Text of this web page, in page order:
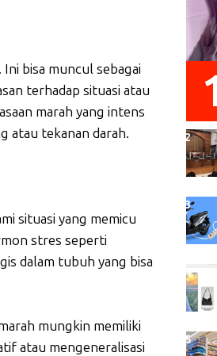
bisa muncul sebagai
terhadap situasi atau
marah yang intens
atau tekanan darah.
situasi yang memicu
stres seperti
dalam tubuh yang bisa
mungkin memiliki
atau mengeneralisasi